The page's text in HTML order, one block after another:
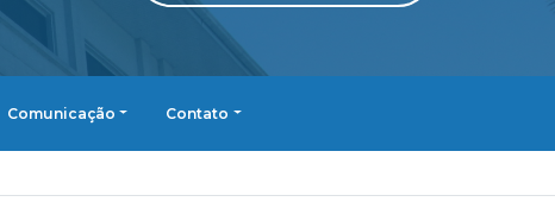
Comunicação Contato